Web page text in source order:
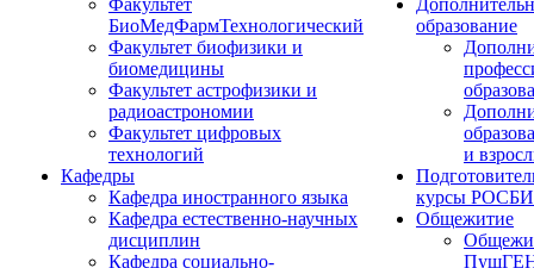
Факультет
БиоМедФармТехнологический
Факультет биофизики и
биомедицины
Факультет астрофизики и
радиоастрономии
Факультет цифровых
технологий
Кафедры
Кафедра иностранного языка
Кафедра естественно-научных
дисциплин
Кафедра социально-
образование
и
курсы
Общежитие